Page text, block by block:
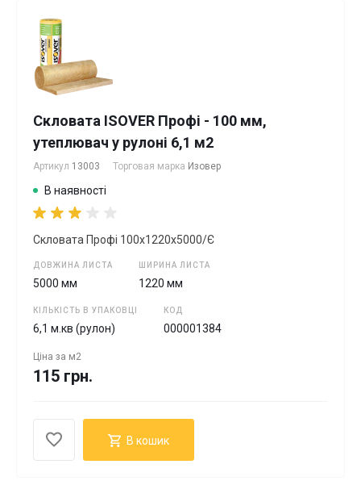
Скловата ISOVER Профі - 100 мм,
утеплювач у рулоні 6,1 м2
Артикул 13003 Торговая марка Изовер
В наявності
Скловата Профі 100х1220х5000/Є
ДОВЖИНА ЛИСТА
5000 мм
ШИРИНА ЛИСТА
1220 мм
КІЛЬКІСТЬ В УПАКОВЦІ
6,1 м.кв (рулон)
КОД
000001384
Ціна за м2
115 грн.
В кошик